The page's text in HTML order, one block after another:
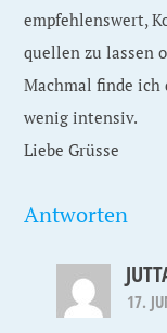
empfehlenswert,
quellen zu lassen
Machmal finde ich
wenig intensiv.
Liebe Grüsse
Antworten
17.